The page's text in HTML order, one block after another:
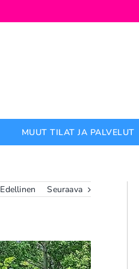
MUUT TILAT JA PALVELUT
Edellinen Seuraava